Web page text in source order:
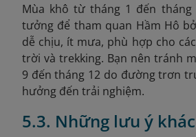
Mùa khô từ tháng 1 đến
tưởng để tham quan Hầm Hô
dễ chịu, ít mưa, phù hợp cho
trời và trekking. Bạn nên tránh
9 đến tháng 12 do đường trơn
hưởng đến trải nghiệm.
5.3. Những lưu ý khác